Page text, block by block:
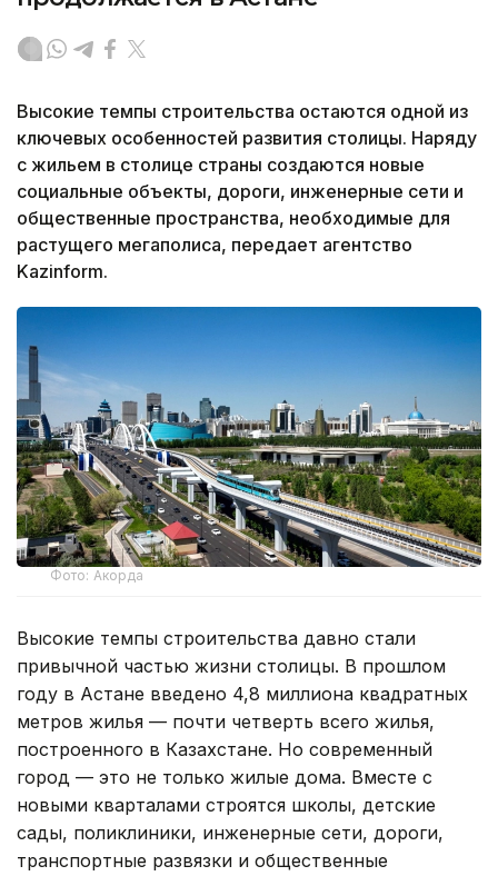
Высокие темпы строительства остаются одной из
ключевых особенностей развития столицы. Наряду
с жильем в столице страны создаются новые
социальные объекты, дороги, инженерные сети и
общественные пространства, необходимые для
растущего мегаполиса, передает агентство
Kazinform.
Фото: Акорда
Высокие темпы строительства давно стали
привычной частью жизни столицы. В прошлом
году в Астане введено 4,8 миллиона квадратных
метров жилья — почти четверть всего жилья,
построенного в Казахстане. Но современный
город — это не только жилые дома. Вместе с
новыми кварталами строятся школы, детские
сады, поликлиники, инженерные сети, дороги,
транспортные развязки и общественные